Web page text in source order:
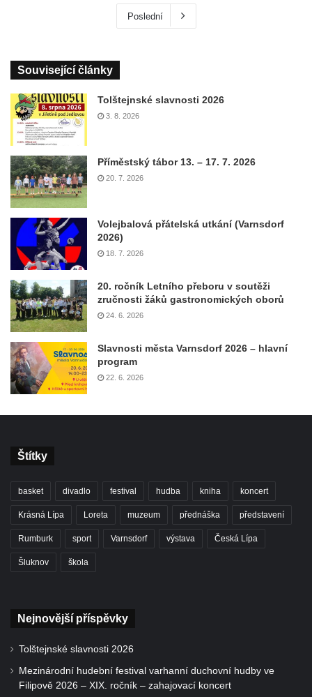
Poslední
Související články
Tolštejnské slavnosti 2026
3. 8. 2026
Příměstský tábor 13. – 17. 7. 2026
20. 7. 2026
Volejbalová přátelská utkání (Varnsdorf
2026)
18. 7. 2026
20. ročník Letního přeboru v soutěži
zručnosti žáků gastronomických oborů
24. 6. 2026
Slavnosti města Varnsdorf 2026 – hlavní
program
22. 6. 2026
Štítky
basket divadlo festival hudba kniha koncert
Krásná Lípa Loreta muzeum přednáška představení
Rumburk sport Varnsdorf výstava Česká Lípa
Šluknov škola
Nejnovější příspěvky
Tolštejnské slavnosti 2026
Mezinárodní hudební festival varhanní duchovní hudby ve
Filipově 2026 – XIX. ročník – zahajovací koncert